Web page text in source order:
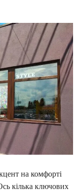
на комфорті
кілька ключових